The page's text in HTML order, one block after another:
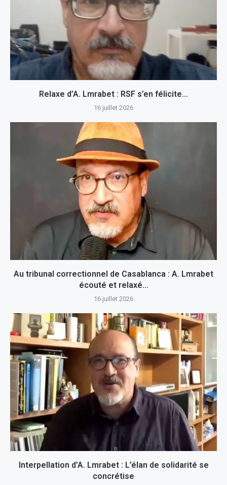
Relaxe d’A. Lmrabet : RSF s’en félicite…
16 juillet 2026
Au tribunal correctionnel de Casablanca : A. Lmrabet
écouté et relaxé…
16 juillet 2026
Interpellation d’A. Lmrabet : L’élan de solidarité se
concrétise